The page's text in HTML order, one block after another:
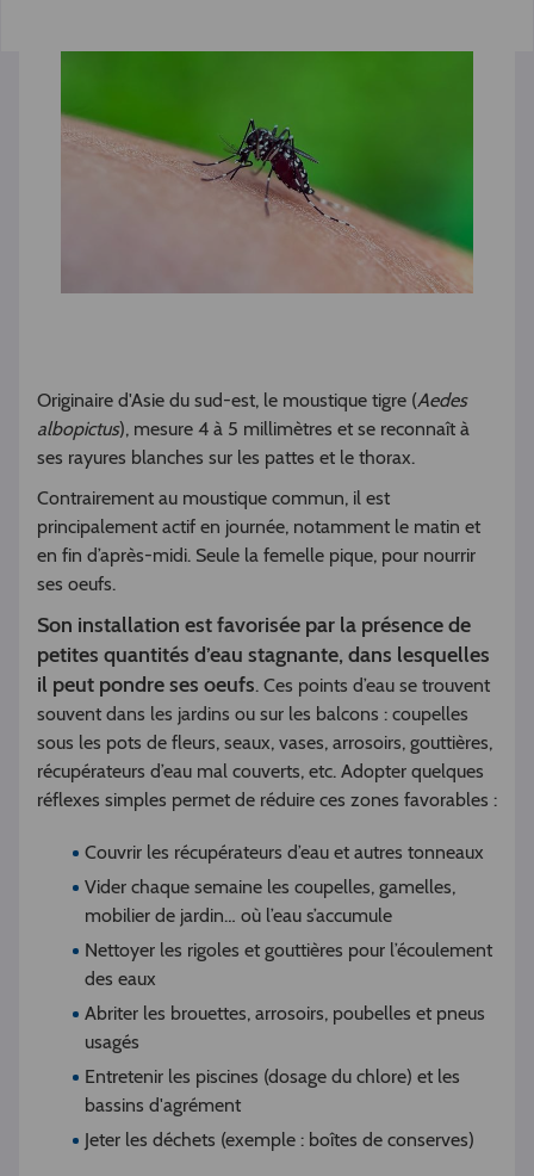
Originaire d'Asie du sud-est, le moustique tigre (Aedes
albopictus), mesure 4 à 5 millimètres et se reconnaît à
ses rayures blanches sur les pattes et le thorax.
Contrairement au moustique commun, il est
principalement actif en journée, notamment le matin et
en fin d’après-midi. Seule la femelle pique, pour nourrir
ses oeufs.
Son installation est favorisée par la présence de
petites quantités d’eau stagnante, dans lesquelles
il peut pondre ses oeufs. Ces points d’eau se trouvent
souvent dans les jardins ou sur les balcons : coupelles
sous les pots de fleurs, seaux, vases, arrosoirs, gouttières,
récupérateurs d’eau mal couverts, etc. Adopter quelques
réflexes simples permet de réduire ces zones favorables :
Couvrir les récupérateurs d’eau et autres tonneaux
Vider chaque semaine les coupelles, gamelles,
mobilier de jardin… où l’eau s’accumule
Nettoyer les rigoles et gouttières pour l’écoulement
des eaux
Abriter les brouettes, arrosoirs, poubelles et pneus
usagés
Entretenir les piscines (dosage du chlore) et les
bassins d'agrément
Jeter les déchets (exemple : boîtes de conserves)